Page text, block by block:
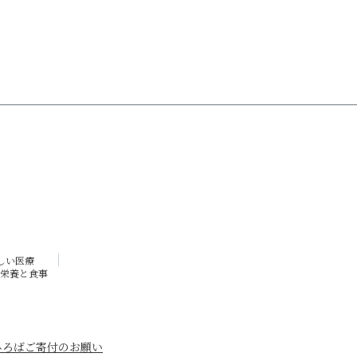
い医療
栄養と食事
ばご寄付のお願い